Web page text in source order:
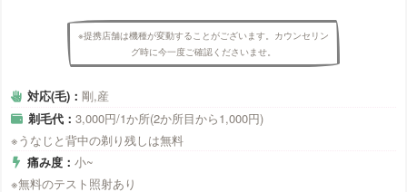
※提携店舗は機種が変動することがございます。カウンセリン
グ時に今一度ご確認くださいませ。
対応(毛)：剛,産
剃毛代：3,000円/1か所(2か所目から1,000円)
※うなじと背中の剃り残しは無料
痛み度：小~
※無料のテスト照射あり